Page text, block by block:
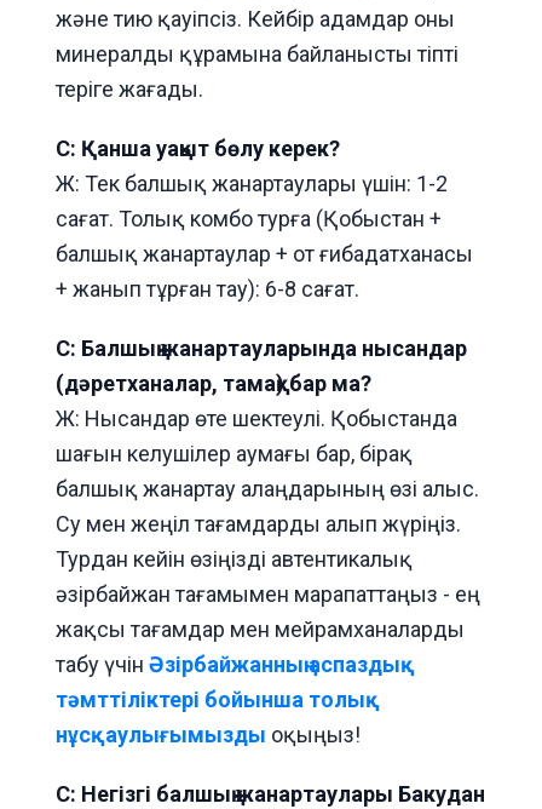
және тию қауіпсіз. Кейбір адамдар оны
минералды құрамына байланысты тіпті
теріге жағады.
С: Қанша уақыт бөлу керек?
Ж: Тек балшық жанартаулары үшін: 1-2
сағат. Толық комбо турға (Қобыстан +
балшық жанартаулар + от ғибадатханасы
+ жанып тұрған тау): 6-8 сағат.
С: Балшық жанартауларында нысандар
(дәретханалар, тамақ) бар ма?
Ж: Нысандар өте шектеулі. Қобыстанда
шағын келушілер аумағы бар, бірақ
балшық жанартау алаңдарының өзі алыс.
Су мен жеңіл тағамдарды алып жүріңіз.
Турдан кейін өзіңізді автентикалық
әзірбайжан тағамымен марапаттаңыз - ең
жақсы тағамдар мен мейрамханаларды
табу үчін Әзірбайжанның аспаздық
тәмттіліктері бойынша толық
нұсқаулығымызды оқыңыз!
С: Негізгі балшық жанартаулары Бакудан